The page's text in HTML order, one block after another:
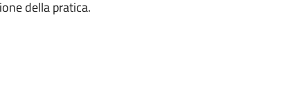
della pratica.